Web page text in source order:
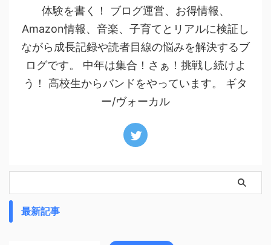
体験を書く！ ブログ運営、お得情報、
Amazon情報、音楽、子育てとリアルに検証し
ながら成長記録や読者目線の悩みを解決するブ
ログです。 中年は集合！さぁ！挑戦し続けよ
う！ 高校生からバンドをやっています。 ギタ
ー/ヴォーカル
最新記事